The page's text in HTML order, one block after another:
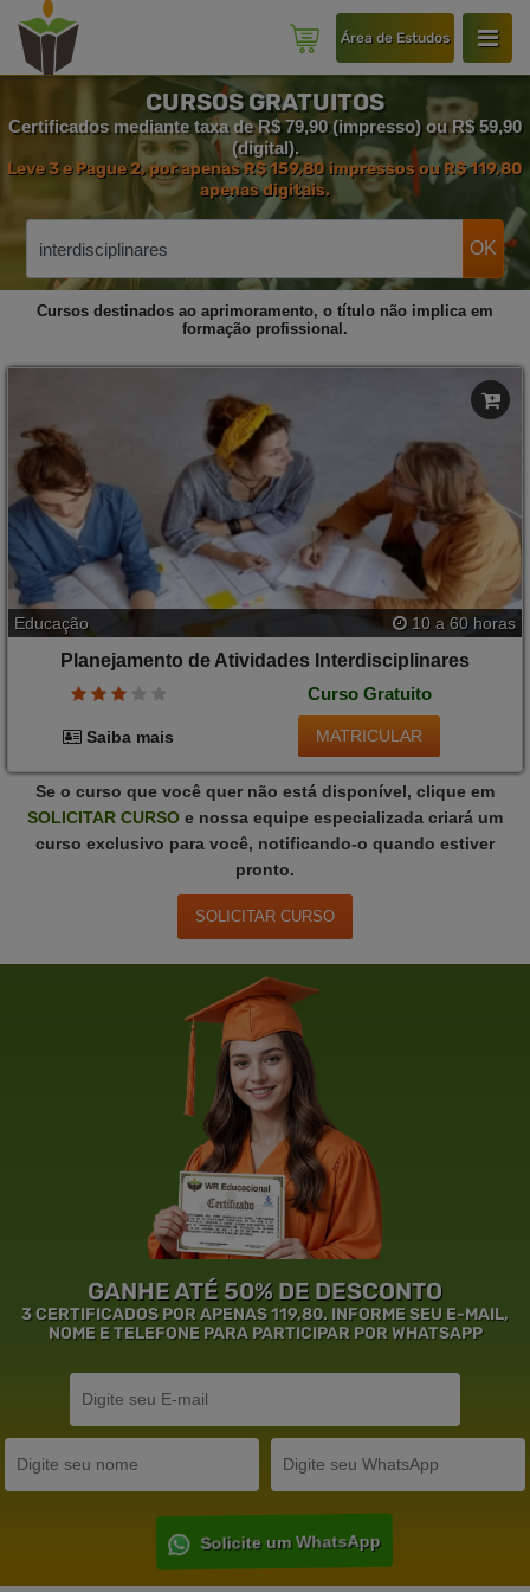
Área de Estudos
CURSOS GRATUITOS
Certificados mediante taxa de R$ 79,90 (impresso) ou R$ 59,90
(digital).
Leve 3 e Pague 2, por apenas R$ 159,80 impressos ou R$ 119,80
apenas digitais.
OK
Cursos destinados ao aprimoramento, o título não implica em
formação profissional.
Educação 10 a 60 horas
Planejamento de Atividades Interdisciplinares
Curso Gratuito
Saiba mais MATRICULAR
Se o curso que você quer não está disponível, clique em
SOLICITAR CURSO e nossa equipe especializada criará um
curso exclusivo para você, notificando-o quando estiver
pronto.
SOLICITAR CURSO
GANHE ATÉ 50% DE DESCONTO
3 CERTIFICADOS POR APENAS 119,80. INFORME SEU E-MAIL,
NOME E TELEFONE PARA PARTICIPAR POR WHATSAPP
Solicite um WhatsApp